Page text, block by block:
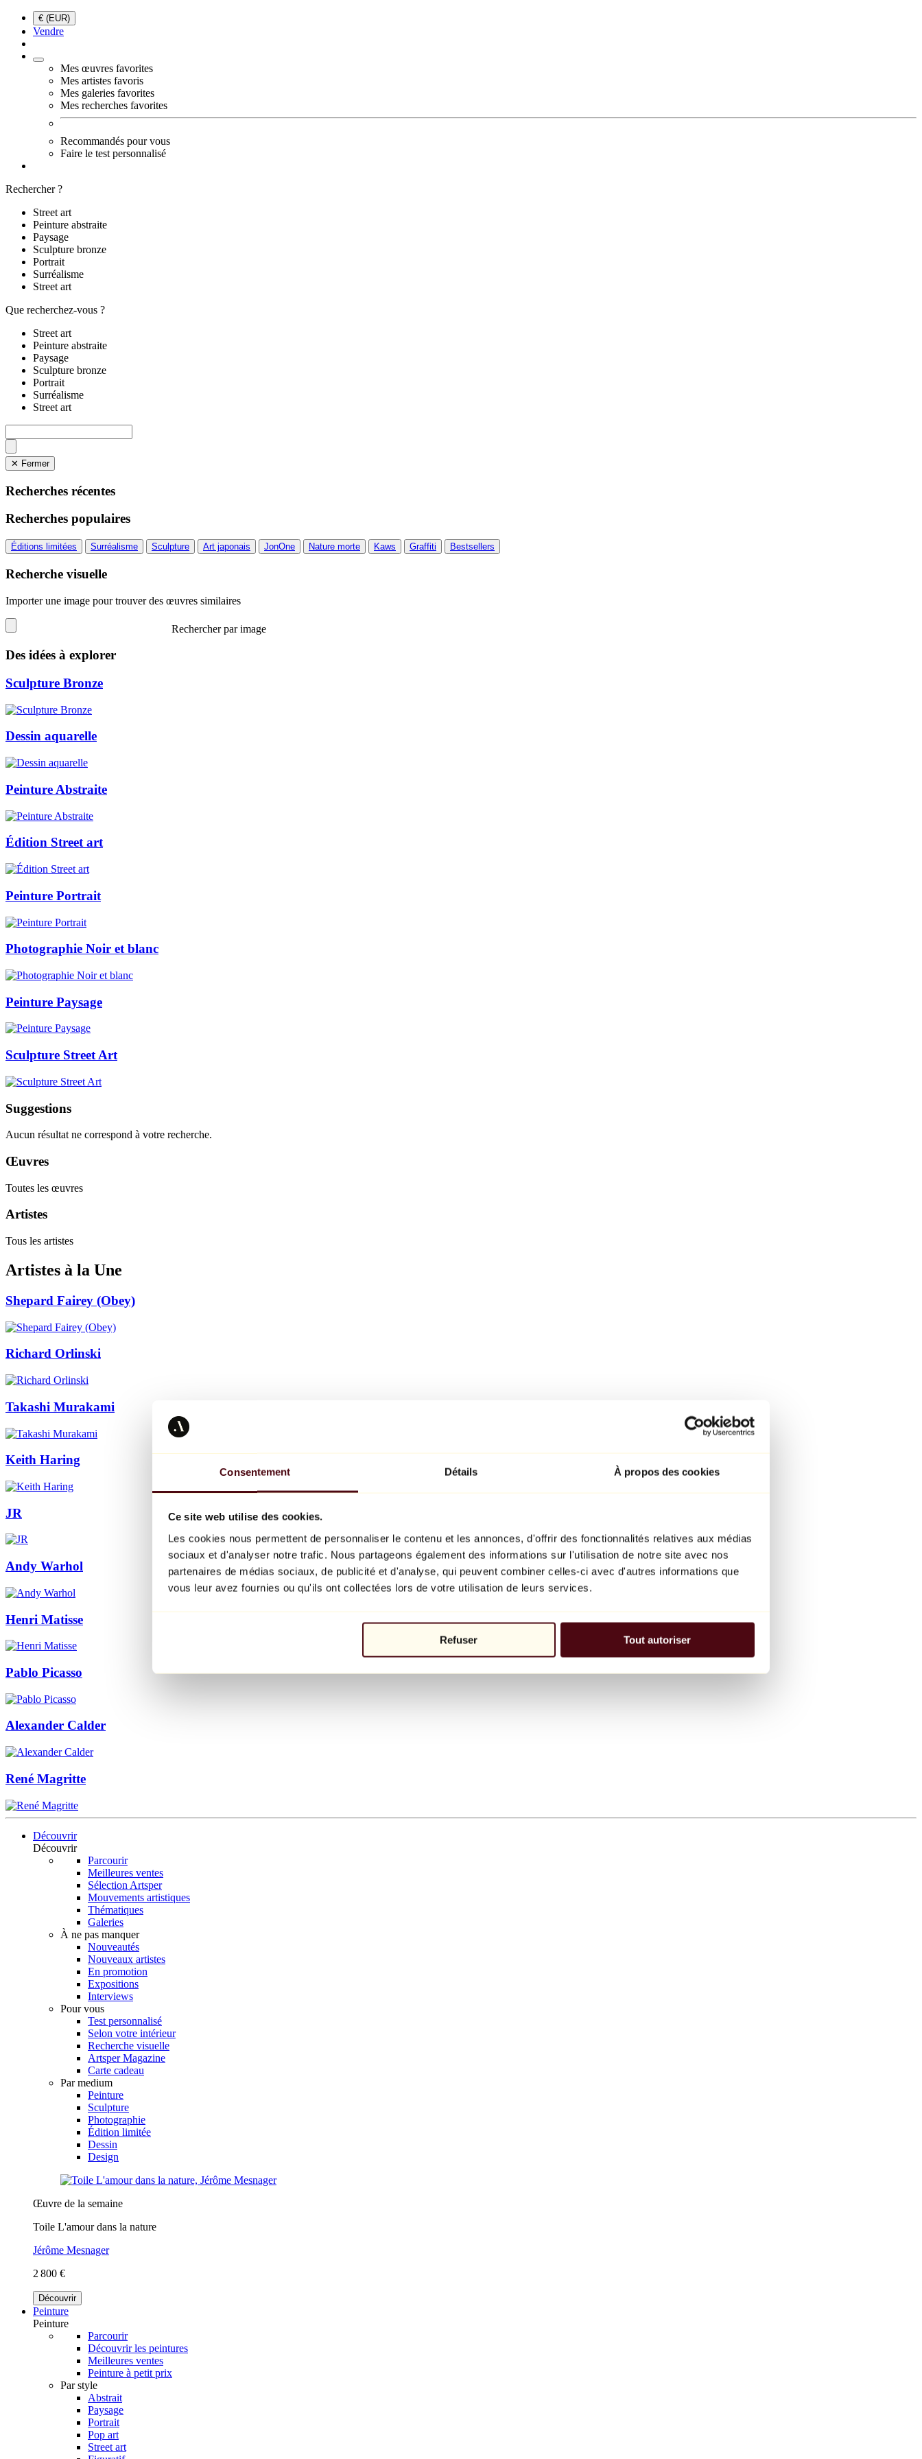
Consentement Détails À propos des cookies
Ce site web utilise des cookies.
Les cookies nous permettent de personnaliser le contenu et les annonces, d'offrir des fonctionnalités relatives aux médias
sociaux et d'analyser notre trafic. Nous partageons également des informations sur l'utilisation de notre site avec nos
partenaires de médias sociaux, de publicité et d'analyse, qui peuvent combiner celles-ci avec d'autres informations que
vous leur avez fournies ou qu'ils ont collectées lors de votre utilisation de leurs services.
Refuser Tout autoriser
€ (EUR)
Vendre
Mes œuvres favorites
Mes artistes favoris
Mes galeries favorites
Mes recherches favorites
Recommandés pour vous
Faire le test personnalisé
Rechercher ?
Street art
Peinture abstraite
Paysage
Sculpture bronze
Portrait
Surréalisme
Street art
Que recherchez-vous ?
Street art
Peinture abstraite
Paysage
Sculpture bronze
Portrait
Surréalisme
Street art
✕ Fermer
Recherches récentes
Recherches populaires
Éditions limitées Surréalisme Sculpture Art japonais JonOne Nature morte Kaws Graffiti Bestsellers
Recherche visuelle
Importer une image pour trouver des œuvres similaires
Rechercher par image
Des idées à explorer
Sculpture Bronze
Dessin aquarelle
Peinture Abstraite
Édition Street art
Peinture Portrait
Photographie Noir et blanc
Peinture Paysage
Sculpture Street Art
Suggestions
Aucun résultat ne correspond à votre recherche.
Œuvres
Toutes les œuvres
Artistes
Tous les artistes
Artistes à la Une
Shepard Fairey (Obey)
Richard Orlinski
Takashi Murakami
Keith Haring
JR
Andy Warhol
Henri Matisse
Pablo Picasso
Alexander Calder
René Magritte
Découvrir
Découvrir
Parcourir
Meilleures ventes
Sélection Artsper
Mouvements artistiques
Thématiques
Galeries
À ne pas manquer
Nouveautés
Nouveaux artistes
En promotion
Expositions
Interviews
Pour vous
Test personnalisé
Selon votre intérieur
Recherche visuelle
Artsper Magazine
Carte cadeau
Par medium
Peinture
Sculpture
Photographie
Édition limitée
Dessin
Design
Œuvre de la semaine
Toile L'amour dans la nature
Jérôme Mesnager
2 800 €
Découvrir
Peinture
Peinture
Parcourir
Découvrir les peintures
Meilleures ventes
Peinture à petit prix
Par style
Abstrait
Paysage
Portrait
Pop art
Street art